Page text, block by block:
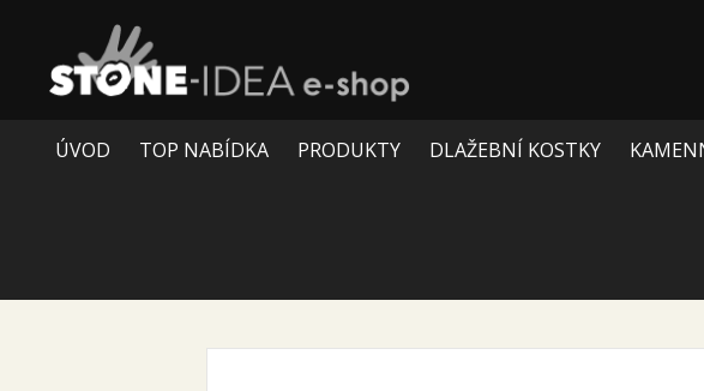
ÚVOD TOP NABÍDKA PRODUKTY DLAŽEBNÍ KOSTKY